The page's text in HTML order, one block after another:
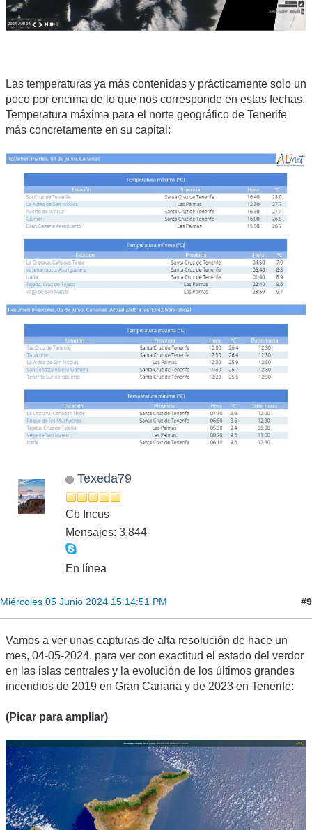
Las temperaturas ya más contenidas y prácticamente solo un
poco por encima de lo que nos corresponde en estas fechas.
Temperatura máxima para el norte geográfico de Tenerife
más concretamente en su capital:
Texeda79
Cb Incus
Mensajes: 3,844
En línea
Miércoles 05 Junio 2024 15:14:51 PM #9
Vamos a ver unas capturas de alta resolución de hace un
mes, 04-05-2024, para ver con exactitud el estado del verdor
en las islas centrales y la evolución de los últimos grandes
incendios de 2019 en Gran Canaria y de 2023 en Tenerife:
(Picar para ampliar)